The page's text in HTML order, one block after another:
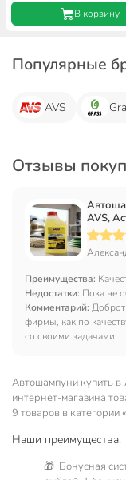
В корзину
Популярные
AVS
Отзывы
AVS,
Преимущества:
Недостатки: Пока не
Комментарий:
фирмы, как по
со своими задачами.
Автошампуни купить в
интернет-магазина
9 товаров в категории
Наши преимущества:
🎁 Бонусная